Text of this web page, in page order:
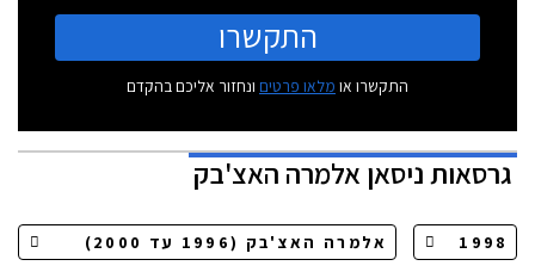
התקשרו
התקשרו או מלאו פרטים ונחזור אליכם בהקדם
גרסאותניסאן אלמרה האצ'בק